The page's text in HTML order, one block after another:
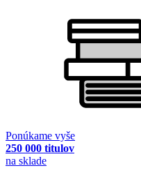
Ponúkame vyše
250 000 titulov
na sklade